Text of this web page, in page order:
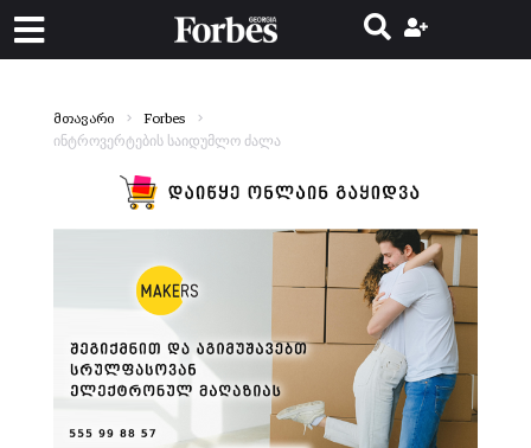
მთავარი Forbes
ინტროვერტების საიდუმლო ძალა